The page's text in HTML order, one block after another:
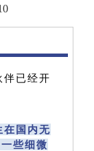
伴已经开
在国内无
些细微